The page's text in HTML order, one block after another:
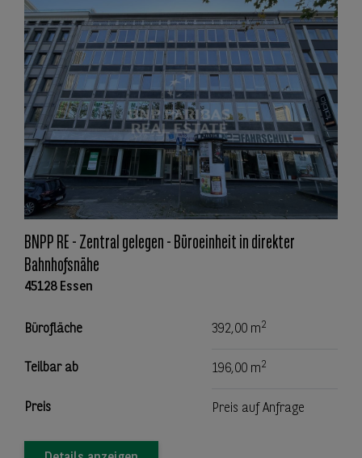
BNPP RE - Zentral gelegen - Büroeinheit in direkter
Bahnhofsnähe
45128 Essen
Bürofläche 392,00 m2
Teilbar ab 196,00 m2
Preis Preis auf Anfrage